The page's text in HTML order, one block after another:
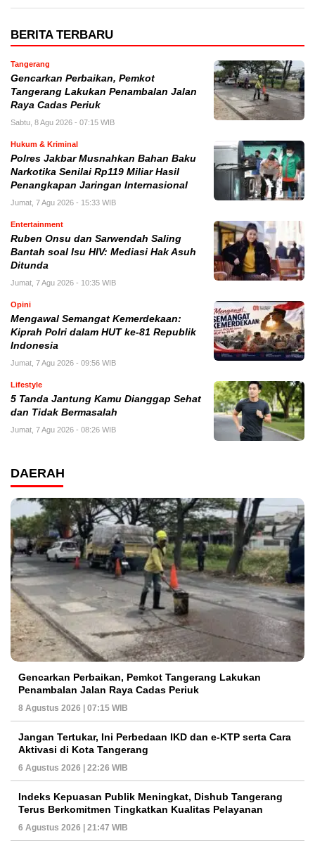
BERITA TERBARU
Tangerang
Gencarkan Perbaikan, Pemkot
Tangerang Lakukan Penambalan Jalan
Raya Cadas Periuk
Sabtu, 8 Agu 2026 - 07:15 WIB
Hukum & Kriminal
Polres Jakbar Musnahkan Bahan Baku
Narkotika Senilai Rp119 Miliar Hasil
Penangkapan Jaringan Internasional
Jumat, 7 Agu 2026 - 15:33 WIB
Entertainment
Ruben Onsu dan Sarwendah Saling
Bantah soal Isu HIV: Mediasi Hak Asuh
Ditunda
Jumat, 7 Agu 2026 - 10:35 WIB
Opini
Mengawal Semangat Kemerdekaan:
Kiprah Polri dalam HUT ke-81 Republik
Indonesia
Jumat, 7 Agu 2026 - 09:56 WIB
Lifestyle
5 Tanda Jantung Kamu Dianggap Sehat
dan Tidak Bermasalah
Jumat, 7 Agu 2026 - 08:26 WIB
DAERAH
Gencarkan Perbaikan, Pemkot Tangerang Lakukan
Penambalan Jalan Raya Cadas Periuk
8 Agustus 2026 | 07:15 WIB
Jangan Tertukar, Ini Perbedaan IKD dan e-KTP serta Cara
Aktivasi di Kota Tangerang
6 Agustus 2026 | 22:26 WIB
Indeks Kepuasan Publik Meningkat, Dishub Tangerang
Terus Berkomitmen Tingkatkan Kualitas Pelayanan
6 Agustus 2026 | 21:47 WIB